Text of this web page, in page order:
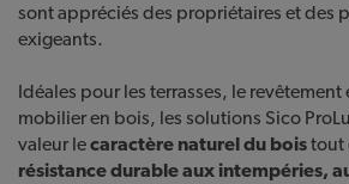
sont appréciés des propriétaires et des
exigeants.
Idéales pour les terrasses, le revêtement
mobilier en bois, les solutions Sico
valeur lecaractère naturel du boistout
résistance durable aux intempéries,